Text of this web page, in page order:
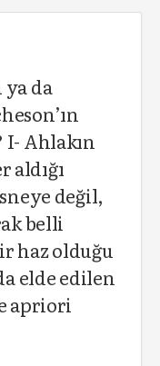
da
Ahlakın
değil,
belli
haz olduğu
elde edilen
apriori